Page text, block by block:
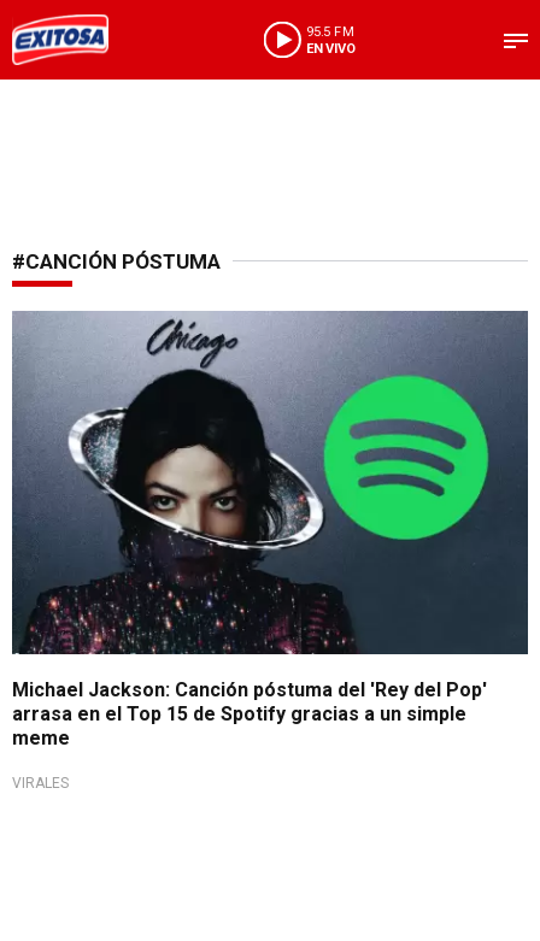
95.5 FM
EN VIVO
#CANCIÓN PÓSTUMA
Revive el Rey del Pop
Michael Jackson: Canción póstuma del 'Rey del Pop'
arrasa en el Top 15 de Spotify gracias a un simple
meme
VIRALES